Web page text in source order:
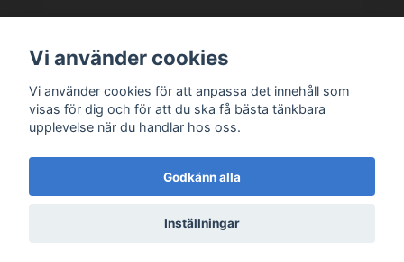
Läs mer
© 2026 Avantema Modellbilar
Vi använder cookies
Vi använder cookies för att anpassa det innehåll som
visas för dig och för att du ska få bästa tänkbara
upplevelse när du handlar hos oss.
Godkänn alla
Inställningar